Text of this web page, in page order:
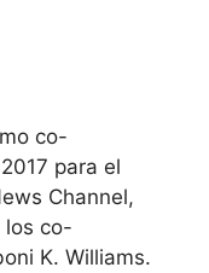
co-
para el
Channel,
los co-
K. Williams.